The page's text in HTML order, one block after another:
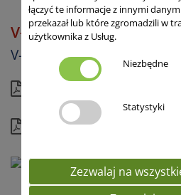
Strona główna/ V-Max® BIOMASS
V-Max® BIOMASS
V-Max®
Kompletny profil
łączyć te informacje z innymi
przekazał lub które zgromadzili w
użytkownika z Usług.
Niezbędne
Statystyki
Zezwalaj na